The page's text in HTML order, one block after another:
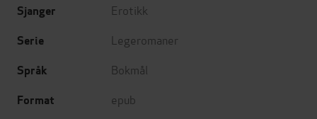
Sjanger Erotikk
Serie Legeromaner
Språk Bokmål
Format epub